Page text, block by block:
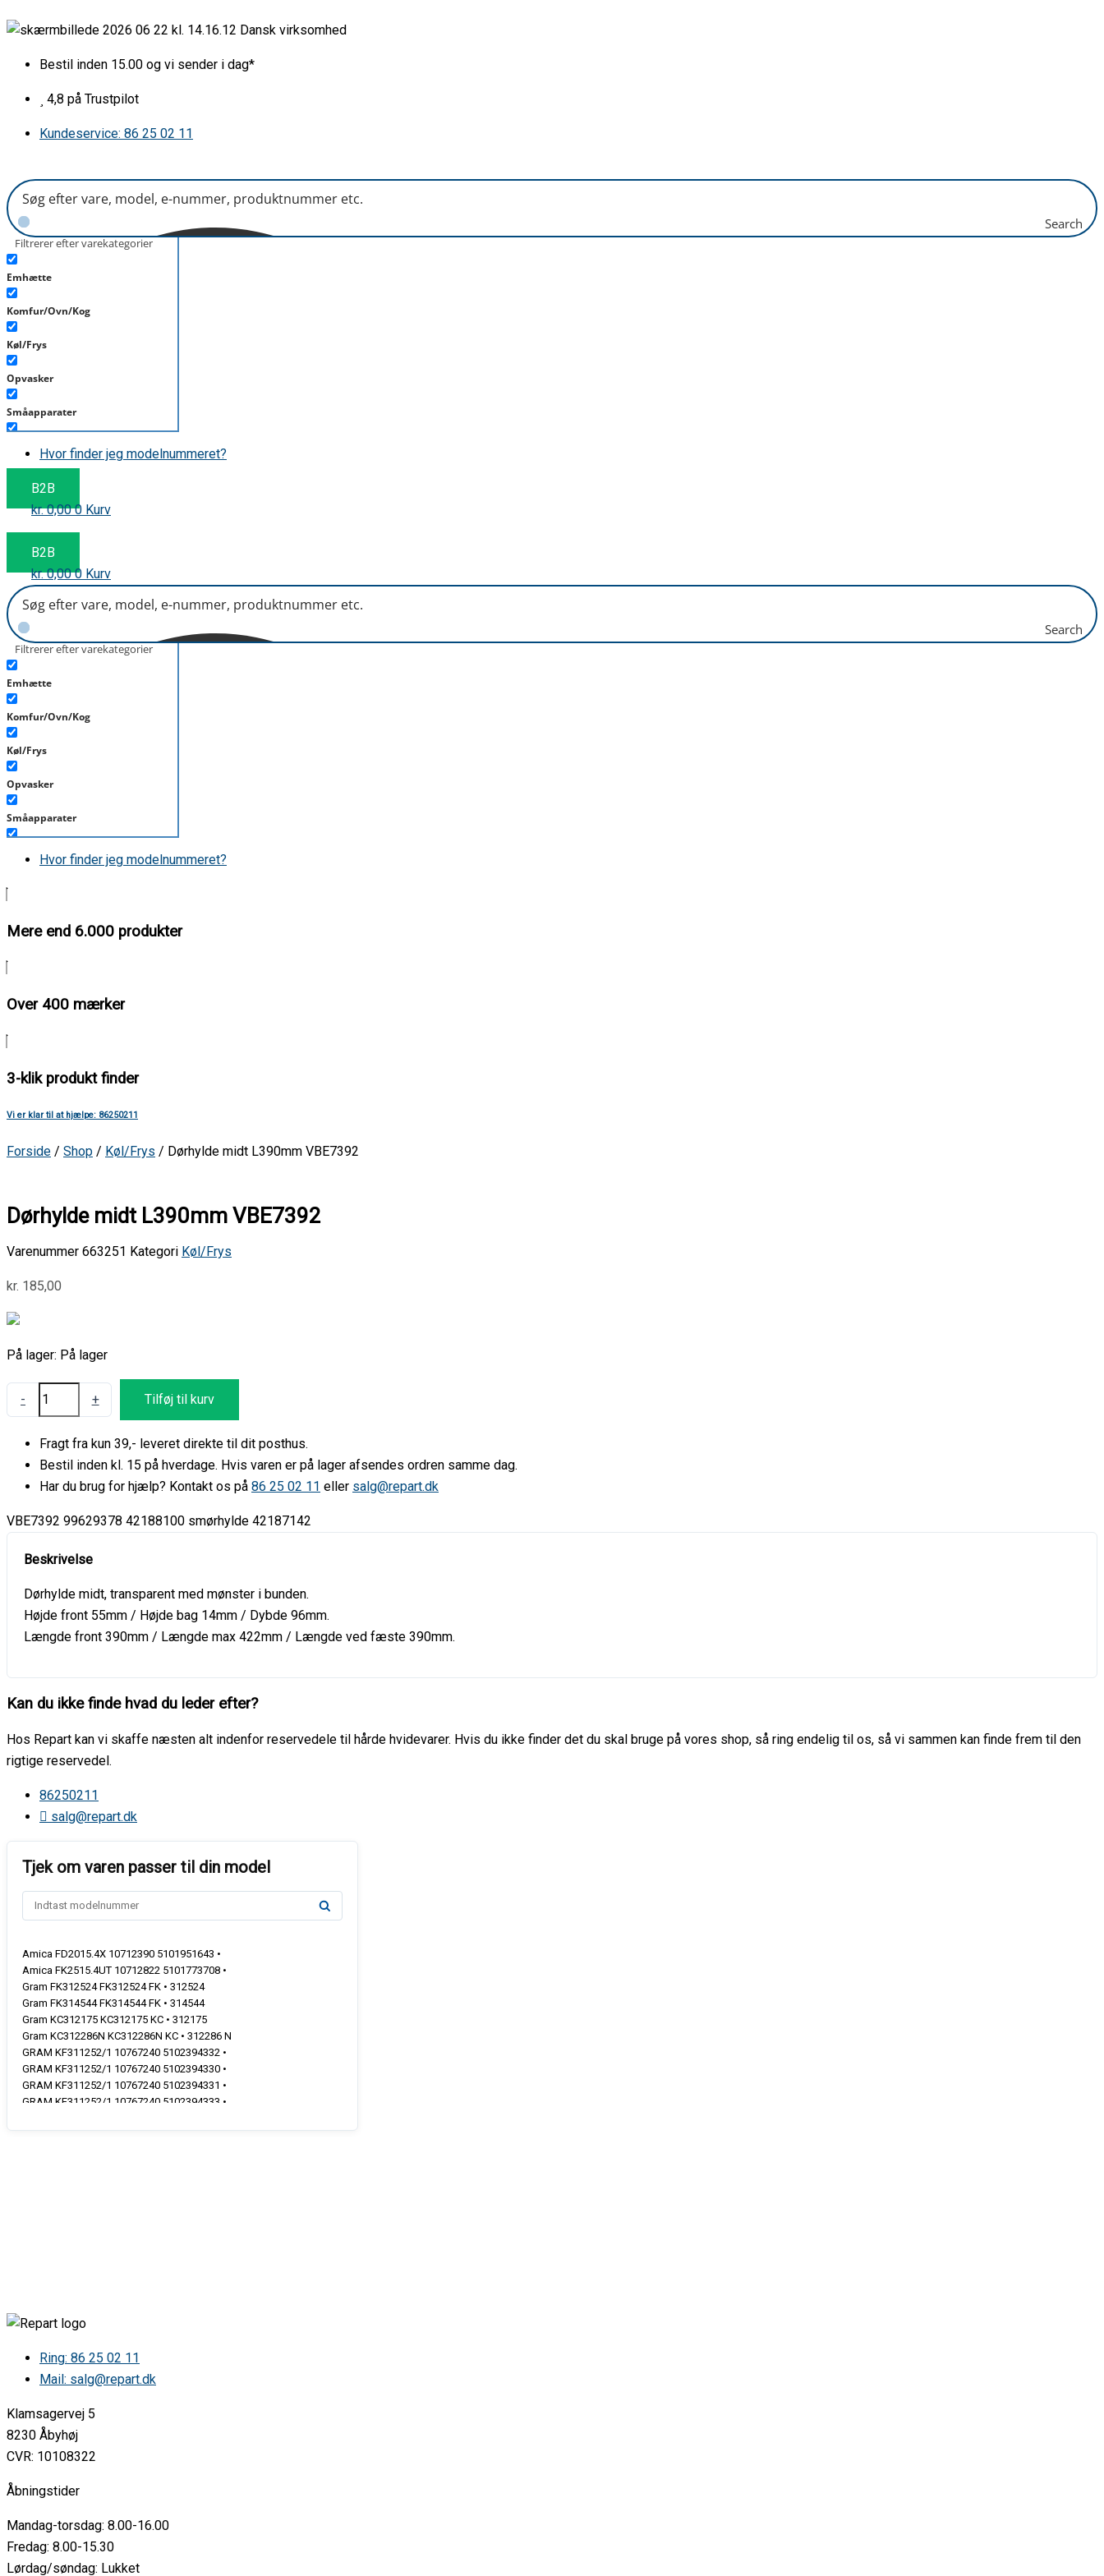
til
Dansk virksomhed
Bestil inden 15.00 og vi sender i dag*
4,8 på Trustpilot
Kundeservice: 86 25 02 11
Search
Filtrerer efter varekategorier
Emhætte
Komfur/Ovn/Kog
Køl/Frys
Opvasker
Småapparater
Støvsuger
Tilbehør/Plejemidler
Vaskemaskine
Hvor finder jeg modelnummeret?
B2B
kr.0,00 0 Kurv
B2B
kr.0,00 0 Kurv
Search
Filtrerer efter varekategorier
Emhætte
Komfur/Ovn/Kog
Køl/Frys
Opvasker
Småapparater
Støvsuger
Tørretumbler
Hvor finder jeg modelnummeret?
Mere end 6.000 produkter
Over 400 mærker
3-klik produkt finder
Vi er klar til at hjælpe: 86250211
Forside / Shop / Køl/Frys / Dørhylde midt L390mm VBE7392
Dørhylde midt L390mm VBE7392
Varenummer 663251 Kategori Køl/Frys
kr. 185,00
På lager: På lager
-
midt
VBE7392
antal
+ Tilføj til kurv
Fragt fra kun 39,- leveret direkte til dit posthus.
Bestil inden kl. 15 på hverdage. Hvis varen er på lager afsendes ordren samme dag.
Har du brug for hjælp? Kontakt os på 86 25 02 11 eller salg@repart.dk
VBE7392 99629378 42188100 smørhylde 42187142
Dørhylde midt, transparent med mønster i bunden.
Højde front 55mm / Højde bag 14mm / Dybde 96mm.
Længde front 390mm / Længde max 422mm / Længde ved fæste 390mm.
Kan du ikke finde hvad du leder efter?
Hos Repart kan vi skaffe næsten alt indenfor reservedele til hårde hvidevarer. Hvis du ikke finder det du skal bruge på vores shop, så ring endelig til os, så vi sammen kan finde frem til den
rigtige reservedel.
86250211
salg@repart.dk
Amica FD2015.4X 10712390 5101951643 •
Amica FK2515.4UT 10712822 5101773708 •
Gram FK312524 FK312524 FK • 312524
Gram FK314544 FK314544 FK • 314544
Gram KC312175 KC312175 KC • 312175
Gram KC312286N KC312286N KC • 312286 N
GRAM KF311252/1 10767240 5102394332 •
GRAM KF311252/1 10767240 5102394330 •
GRAM KF311252/1 10767240 5102394331 •
GRAM KF311252/1 10767240 5102394333 •
GRAM KF311252/1 10767240 5102394335 •
GRAM KF311252/1 10774824 5102689293 •
GRAM KF311252/1 10774824 5102697809 •
GRAM KF311252/1 10774824 5102733263 •
GRAM KF311252/1 10774824 5102733265 •
GRAM KF311252/1 10774824 5102733266 •
GRAM KF311252/1 10774824 5102762424 •
Gram KF3112521 KF311252/1 KF • 311252/1
GRAM KF311452/1 10767261 5102354172 •
GRAM KF311452/1 10767261 5102354189 •
GRAM KF311452/1 10767261 5102354190 •
GRAM KF311452/1 10767261 5102354191 •
Ring: 86 25 02 11
Mail: salg@repart.dk
Klamsagervej 5
8230 Åbyhøj
CVR: 10108322
Åbningstider
Mandag-torsdag: 8.00-16.00
Fredag: 8.00-15.30
Lørdag/søndag: Lukket